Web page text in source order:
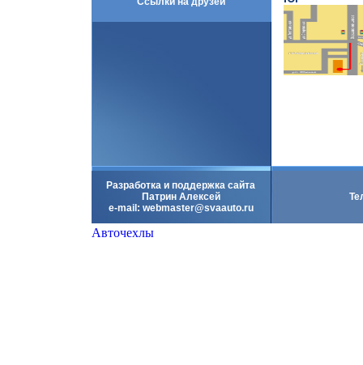
Разработка и поддержка сайта
Патрин Алексей
e-mail: webmaster@svaauto.ru
Авточехлы